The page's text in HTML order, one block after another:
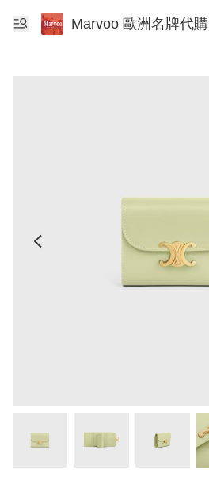
Marvoo 歐洲名牌代購